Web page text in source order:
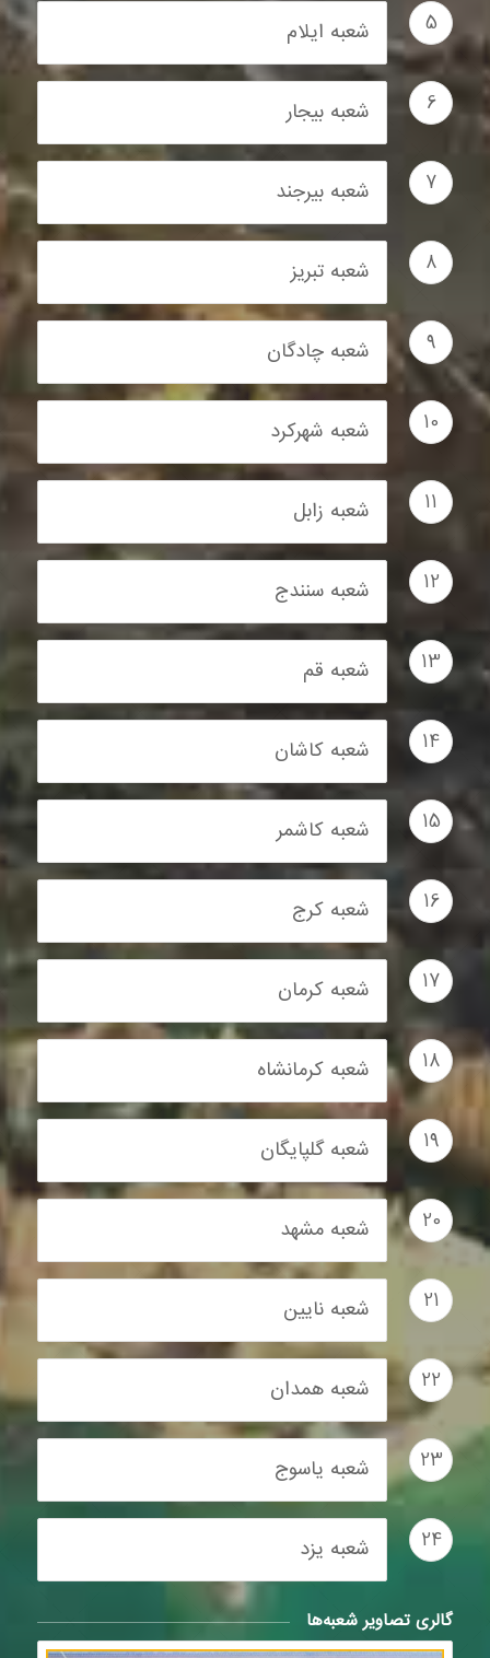
5 شعبه ایلام
6 شعبه بیجار
7 شعبه بیرجند
8 شعبه تبریز
9 شعبه چادگان
10 شعبه شهرکرد
11 شعبه زابل
12 شعبه سنندج
13 شعبه قم
14 شعبه کاشان
15 شعبه کاشمر
16 شعبه کرج
17 شعبه کرمان
18 شعبه کرمانشاه
19 شعبه گلپایگان
20 شعبه مشهد
21 شعبه نایین
22 شعبه همدان
23 شعبه یاسوج
24 شعبه یزد
گالری تصاویر شعبه‌ها